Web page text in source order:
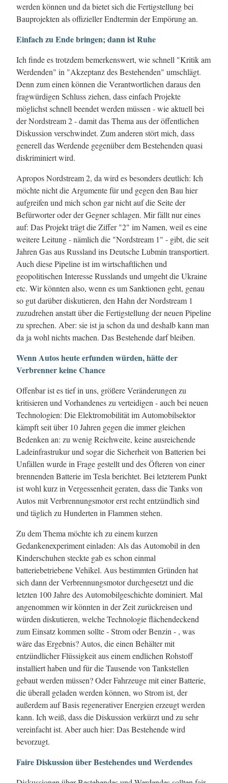
werden können und da bietet sich die Fertigstellung bei
Bauprojekten als offizieller Endtermin der Empörung an.
Einfach zu Ende bringen; dann ist Ruhe
Ich finde es trotzdem bemerkenswert, wie schnell "Kritik am
Werdenden" in "Akzeptanz des Bestehenden" umschlägt.
Denn zum einen können die Verantwortlichen daraus den
fragwürdigen Schluss ziehen, dass einfach Projekte
möglichst schnell beendet werden müssen - wie aktuell bei
der Nordstream 2 - damit das Thema aus der öffentlichen
Diskussion verschwindet. Zum anderen stört mich, dass
generell das Werdende gegenüber dem Bestehenden quasi
diskriminiert wird.
Apropos Nordstream 2, da wird es besonders deutlich: Ich
möchte nicht die Argumente für und gegen den Bau hier
aufgreifen und mich schon gar nicht auf die Seite der
Befürworter oder der Gegner schlagen. Mir fällt nur eines
auf: Das Projekt trägt die Ziffer "2" im Namen, weil es eine
weitere Leitung - nämlich die "Nordstream 1" - gibt, die seit
Jahren Gas aus Russland ins Deutsche Lubmin transportiert.
Auch diese Pipeline ist im wirtschaftlichen und
geopolitischen Interesse Russlands und umgeht die Ukraine
etc. Wir könnten also, wenn es um Sanktionen geht, genau
so gut darüber diskutieren, den Hahn der Nordstream 1
zuzudrehen anstatt über die Fertigstellung der neuen Pipeline
zu sprechen. Aber: sie ist ja schon da und deshalb kann man
da ja wohl nichts machen. Das Bestehende darf bleiben.
Wenn Autos heute erfunden würden, hätte der
Verbrenner keine Chance
Offenbar ist es tief in uns, größere Veränderungen zu
kritisieren und Vorhandenes zu verteidigen - auch bei neuen
Technologien: Die Elektromobilität im Automobilsektor
kämpft seit über 10 Jahren gegen die immer gleichen
Bedenken an: zu wenig Reichweite, keine ausreichende
Ladeinfrastrukur und sogar die Sicherheit von Batterien bei
Unfällen wurde in Frage gestellt und des Öfteren von einer
brennenden Batterie im Tesla berichtet. Bei letzterem Punkt
ist wohl kurz in Vergessenheit geraten, dass die Tanks von
Autos mit Verbrennungsmotor erst recht entzündlich sind
und täglich zu Hunderten in Flammen stehen.
Zu dem Thema möchte ich zu einem kurzen
Gedankenexperiment einladen: Als das Automobil in den
Kinderschuhen steckte gab es schon einmal
batteriebetriebene Vehikel. Aus bestimmten Gründen hat
sich dann der Verbrennungsmotor durchgesetzt und die
letzten 100 Jahre des Automobilgeschichte dominiert. Mal
angenommen wir könnten in der Zeit zurückreisen und
würden diskutieren, welche Technologie flächendeckend
zum Einsatz kommen sollte - Strom oder Benzin - , was
wäre das Ergebnis? Autos, die einen Behälter mit
entzündlicher Flüssigkeit aus einem endlichen Rohstoff
installiert haben und für die Tausende von Tankstellen
gebaut werden müssen? Oder Fahrzeuge mit einer Batterie,
die überall geladen werden können, wo Strom ist, der
außerdem auf Basis regenerativer Energien erzeugt werden
kann. Ich weiß, dass die Diskussion verkürzt und zu sehr
vereinfacht ist. Aber auch hier: Das Bestehende wird
bevorzugt.
Faire Diskussion über Bestehendes und Werdendes